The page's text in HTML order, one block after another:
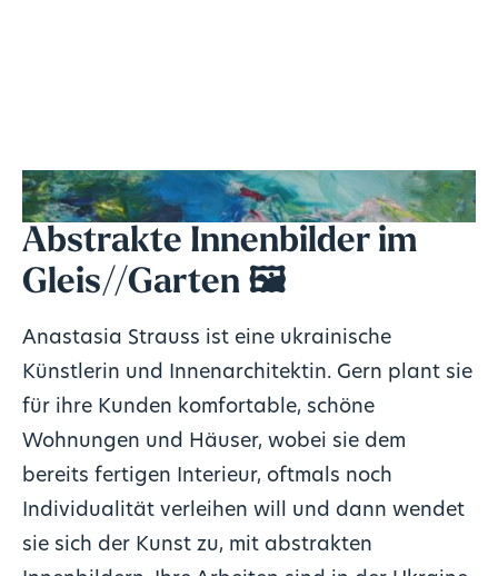
Abstrakte Innenbilder im
Gleis//Garten 🖼️
Anastasia Strauss ist eine ukrainische
Künstlerin und Innenarchitektin. Gern plant sie
für ihre Kunden komfortable, schöne
Wohnungen und Häuser, wobei sie dem
bereits fertigen Interieur, oftmals noch
Individualität verleihen will und dann wendet
sie sich der Kunst zu, mit abstrakten